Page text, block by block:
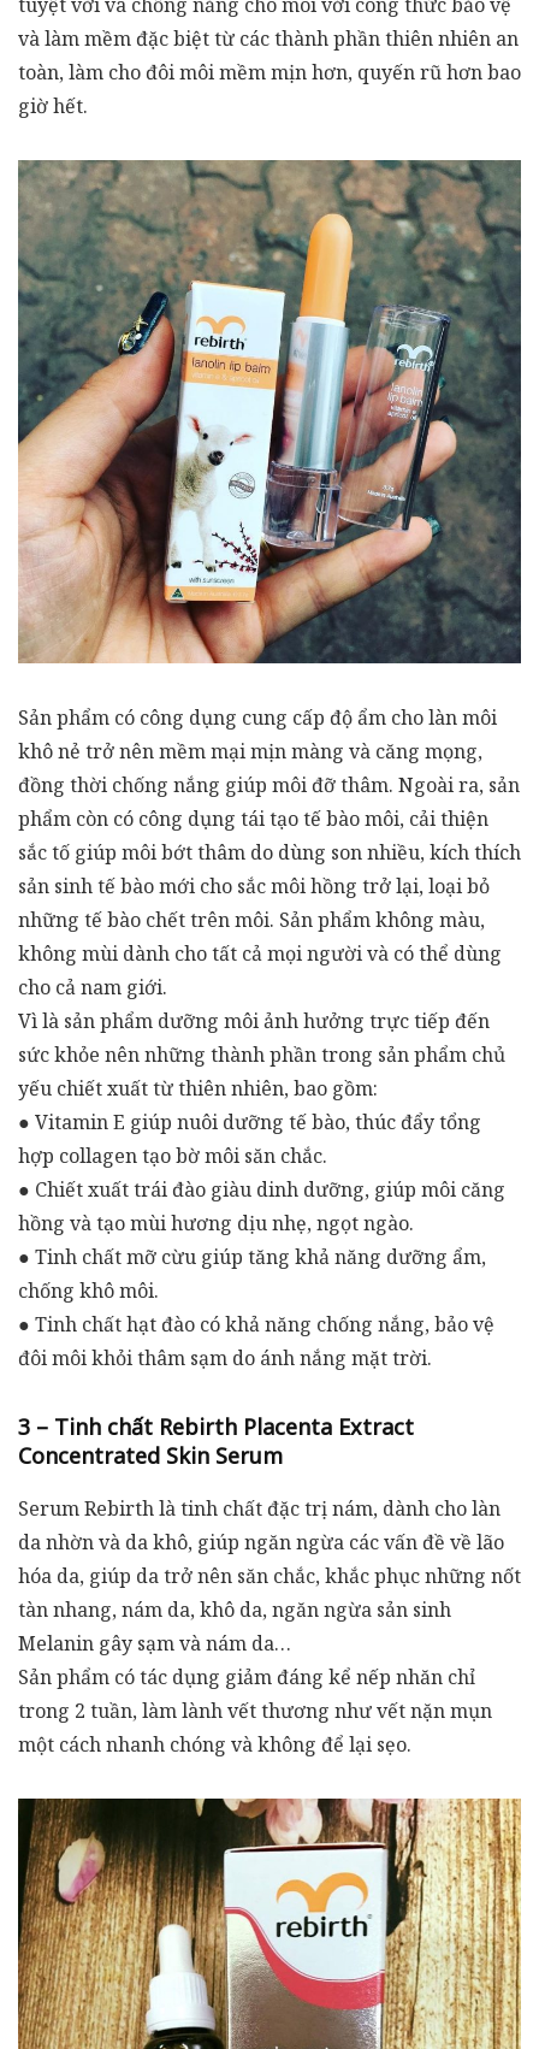
và làm mềm đặc biệt từ các thành phần thiên nhiên an
toàn, làm cho đôi môi mềm mịn hơn, quyến rũ hơn bao
giờ hết.
Sản phẩm có công dụng cung cấp độ ẩm cho làn môi
khô nẻ trở nên mềm mại mịn màng và căng mọng,
đồng thời chống nắng giúp môi đỡ thâm. Ngoài ra, sản
phẩm còn có công dụng tái tạo tế bào môi, cải thiện
sắc tố giúp môi bớt thâm do dùng son nhiều, kích thích
sản sinh tế bào mới cho sắc môi hồng trở lại, loại bỏ
những tế bào chết trên môi. Sản phẩm không màu,
không mùi dành cho tất cả mọi người và có thể dùng
cho cả nam giới.
Vì là sản phẩm dưỡng môi ảnh hưởng trực tiếp đến
sức khỏe nên những thành phần trong sản phẩm chủ
yếu chiết xuất từ thiên nhiên, bao gồm:
● Vitamin E giúp nuôi dưỡng tế bào, thúc đẩy tổng
hợp collagen tạo bờ môi săn chắc.
● Chiết xuất trái đào giàu dinh dưỡng, giúp môi căng
hồng và tạo mùi hương dịu nhẹ, ngọt ngào.
● Tinh chất mỡ cừu giúp tăng khả năng dưỡng ẩm,
chống khô môi.
● Tinh chất hạt đào có khả năng chống nắng, bảo vệ
đôi môi khỏi thâm sạm do ánh nắng mặt trời.
3 – Tinh chất Rebirth Placenta Extract
Concentrated Skin Serum
Serum Rebirth là tinh chất đặc trị nám, dành cho làn
da nhờn và da khô, giúp ngăn ngừa các vấn đề về lão
hóa da, giúp da trở nên săn chắc, khắc phục những nốt
tàn nhang, nám da, khô da, ngăn ngừa sản sinh
Melanin gây sạm và nám da…
Sản phẩm có tác dụng giảm đáng kể nếp nhăn chỉ
trong 2 tuần, làm lành vết thương như vết nặn mụn
một cách nhanh chóng và không để lại sẹo.